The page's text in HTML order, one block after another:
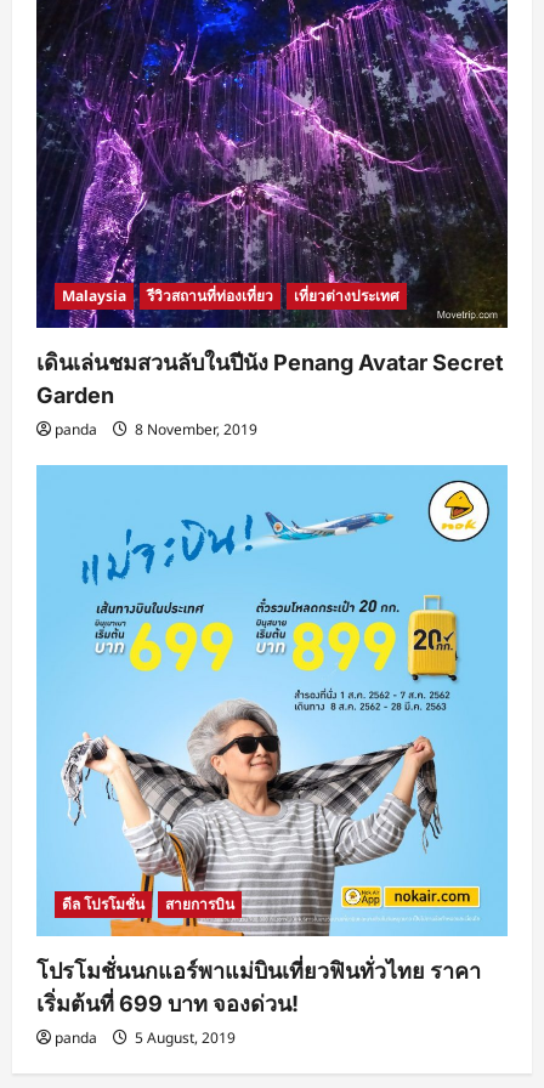
Malaysia รีวิวสถานที่ท่องเที่ยว เที่ยวต่างประเทศ
เดินเล่นชมสวนลับในปีนัง Penang Avatar Secret
Garden
panda 8 November, 2019
ดีล โปรโมชั่น สายการบิน
โปรโมชั่นนกแอร์พาแม่บินเที่ยวฟินทั่วไทย ราคา
เริ่มต้นที่ 699 บาท จองด่วน!
panda 5 August, 2019